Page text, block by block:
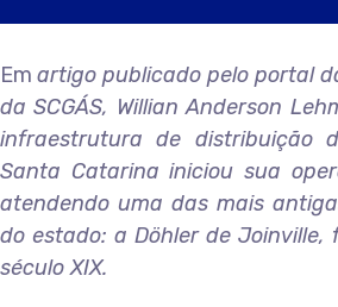
Em artigo publicado pelo portal
da SCGÁS, Willian Anderson
infraestrutura de distribuição
Santa Catarina iniciou sua
atendendo uma das mais
do estado: a Döhler de
século XIX.